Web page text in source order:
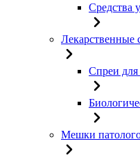
Средства
Лекарственные
Спреи для
Мешки